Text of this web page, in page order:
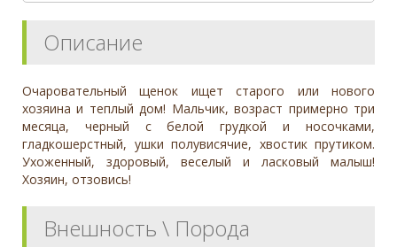
Описание
Очаровательный щенок ищет старого или нового
хозяина и теплый дом! Мальчик, возраст примерно три
месяца, черный с белой грудкой и носочками,
гладкошерстный, ушки полувисячие, хвостик прутиком.
Ухоженный, здоровый, веселый и ласковый малыш!
Хозяин, отзовись!
Внешность \ Порода